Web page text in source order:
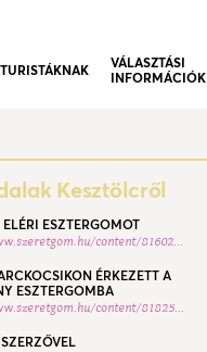
TURISTÁKNAK
VÁLASZTÁSI
INFORMÁCIÓK
Kesztölcről
ESZTERGOMOT
content/81602...
ÉRKEZETT A
ESZTERGOMBA
content/81825...